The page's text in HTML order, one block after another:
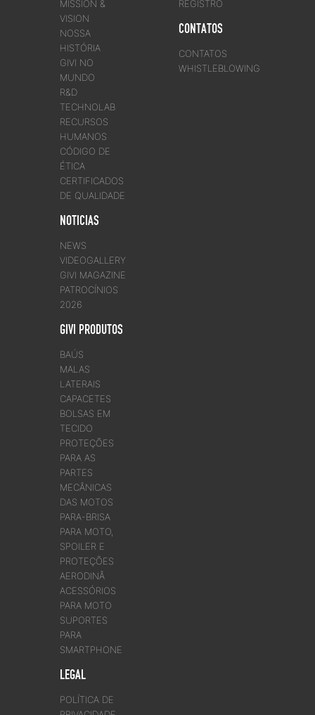
MISSION &
VISION
NOSSA
HISTÓRIA
GIVI NO
MUNDO
R&D
TECHNOLAB
RECURSOS
HUMANOS
CÓDIGO DE
ÉTICA
CERTIFICADOS
DE QUALIDADE
NOTICIAS
NEWS
VIDEOGALLERY
GIVI MAGAZINE
PATROCÍNIOS
2026
GIVI PRODUTOS
BAÚS
MALAS
LATERAIS
CAPACETES
BOLSAS EM
TECIDO
PROTEÇÕES
PARA AS
PARTES
MECÂNICAS
DAS MOTOS
PARA-BRISA
PARA MOTO,
SPOILER E
PROTEÇÕES
AERODINÂ
ACESSÓRIOS
PARA MOTO
SUPORTES
PARA
SMARTPHONE
LEGAL
POLÍTICA DE
REGISTRO
CONTATOS
CONTATOS
WHISTLEBLOWING